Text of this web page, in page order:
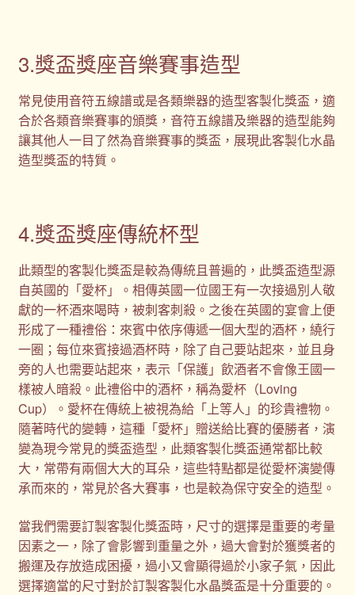
3.獎盃獎座音樂賽事造型
常見使用音符五線譜或是各類樂器的造型客製化獎盃，適
合於各類音樂賽事的頒獎，音符五線譜及樂器的造型能夠
讓其他人一目了然為音樂賽事的獎盃，展現此客製化水晶
造型獎盃的特質。
4.獎盃獎座傳統杯型
此類型的客製化獎盃是較為傳統且普遍的，此獎盃造型源
自英國的「愛杯」。相傳英國一位國王有一次接過別人敬
獻的一杯酒來喝時，被刺客刺殺。之後在英國的宴會上便
形成了一種禮俗：來賓中依序傳遞一個大型的酒杯，繞行
一圈；每位來賓接過酒杯時，除了自己要站起來，並且身
旁的人也需要站起來，表示「保護」飲酒者不會像王國一
樣被人暗殺。此禮俗中的酒杯，稱為愛杯（Loving
Cup）。愛杯在傳統上被視為給「上等人」的珍貴禮物。
隨著時代的變轉，這種「愛杯」贈送給比賽的優勝者，演
變為現今常見的獎盃造型，此類客製化獎盃通常都比較
大，常帶有兩個大大的耳朵，這些特點都是從愛杯演變傳
承而來的，常見於各大賽事，也是較為保守安全的造型。
當我們需要訂製客製化獎盃時，尺寸的選擇是重要的考量
因素之一，除了會影響到重量之外，過大會對於獲獎者的
搬運及存放造成困擾，過小又會顯得過於小家子氣，因此
選擇適當的尺寸對於訂製客製化水晶獎盃是十分重要的。